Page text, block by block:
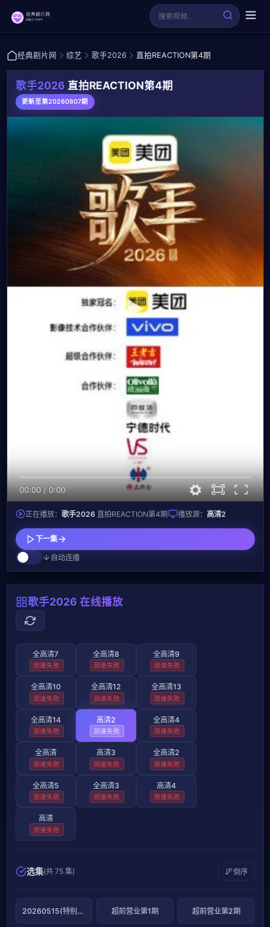
经典剧片网 综艺 歌手2026 直拍REACTION第4期
歌手2026 直拍REACTION第4期
更新至第20260807期
00:00/0:00
正在播放： 歌手2026 直拍REACTION第4期 播放源： 高清2
下一集
自动连播
歌手2026 在线播放
全高清7
测速失败
全高清8
测速失败
全高清9
测速失败
全高清10
测速失败
全高清12
测速失败
全高清13
测速失败
全高清14
测速失败
高清2
测速失败
全高清4
测速失败
全高清
测速失败
高清3
测速失败
全高清2
测速失败
全高清5
测速失败
全高清3
测速失败
高清4
测速失败
高清
测速失败
选集(共 75 集) 倒序
20260515(特别企划) 超前营业第1期 超前营业第2期